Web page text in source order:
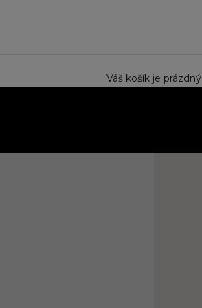
Váš košík je prázdný
Speciální cena